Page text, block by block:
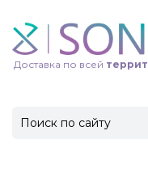
Доставка по всей